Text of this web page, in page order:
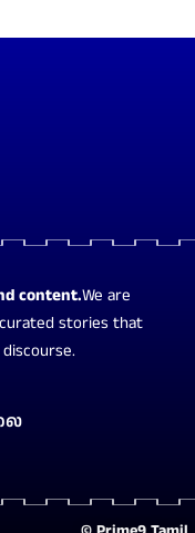
content.We are
stories that